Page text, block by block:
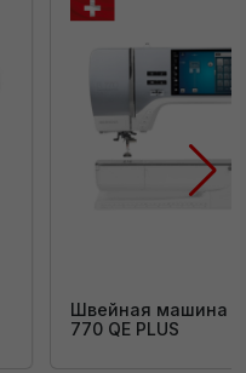
Швейная машина
770 QE PLUS